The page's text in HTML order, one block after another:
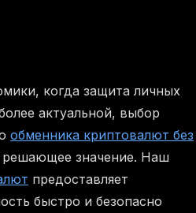
когда защита личных
актуальной, выбор
обменника криптовалют без
решающее значение. Наш
предоставляет
быстро и безопасно